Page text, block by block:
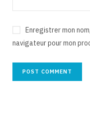
Enregistrer mon
navigateur pour mon